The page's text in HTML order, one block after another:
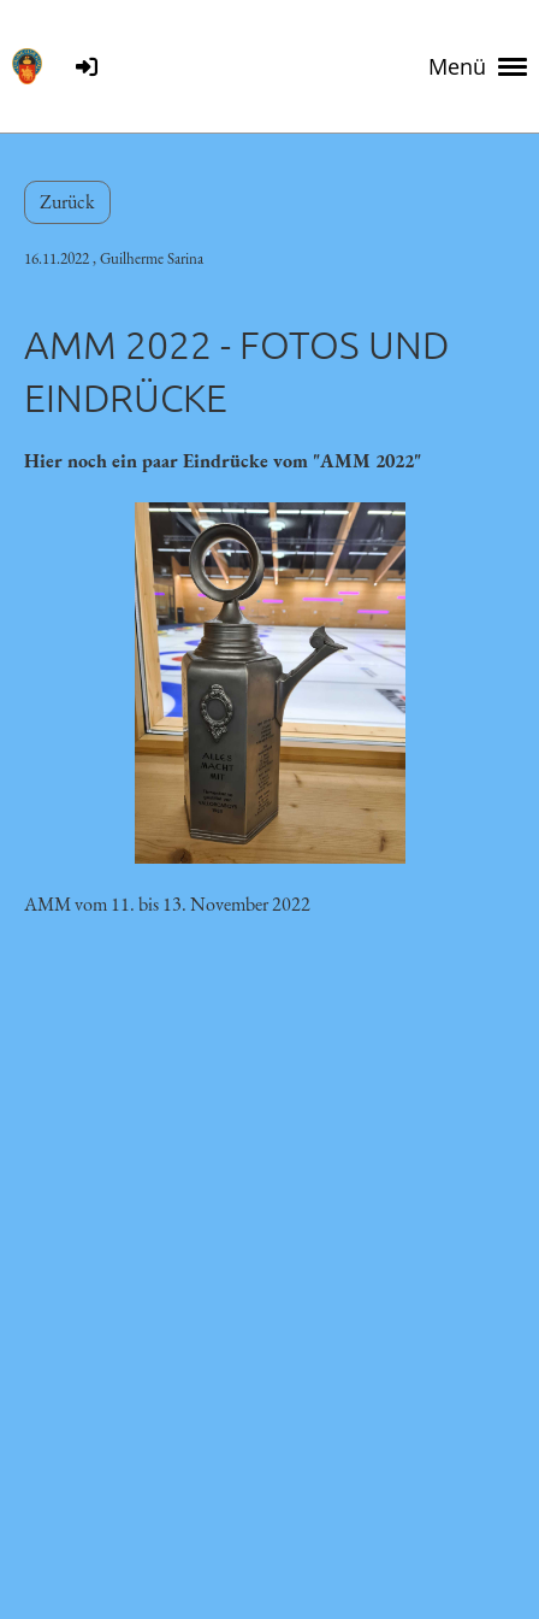
Menü
Zurück
16.11.2022, Guilherme Sarina
AMM 2022 - FOTOS UND
EINDRÜCKE
Hier noch ein paar Eindrücke vom "AMM 2022"
AMM vom 11. bis 13. November 2022